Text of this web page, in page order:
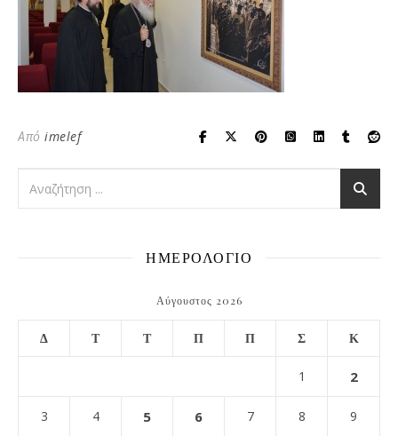
Από imelef
ΗΜΕΡΟΛΟΓΙΟ
Αύγουστος 2026
Δ Τ Τ Π Π Σ Κ
1 2
3 4 5 6 7 8 9